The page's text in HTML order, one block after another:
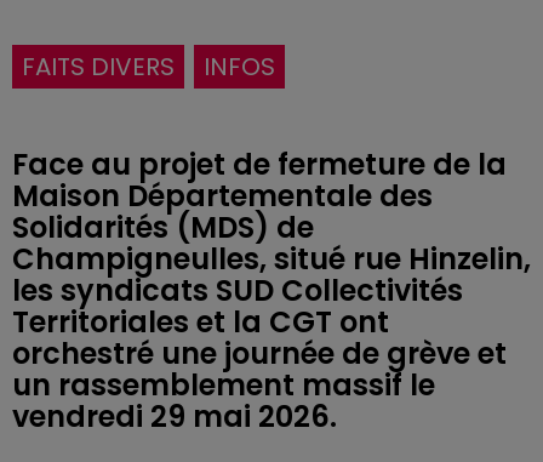
FAITS DIVERS INFOS
Face au projet de fermeture de la
Maison Départementale des
Solidarités (MDS) de
Champigneulles, situé rue Hinzelin,
les syndicats SUD Collectivités
Territoriales et la CGT ont
orchestré une journée de grève et
un rassemblement massif le
vendredi 29 mai 2026.